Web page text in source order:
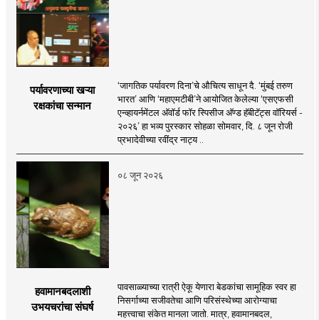
पर्यावरणाच्या खऱ्या
रक्षकांचा सन्मान
‘जागतिक पर्यावरण दिना’चे औचित्य साधून दै. ‘मुंबई तरुण
भारत’ आणि ‘महाएमटीबी’ने आयोजित केलेल्या ‘एसएफसी
एन्व्हायर्नमेंटल अ‍ॅवॉर्ड फॉर स्पिसीज अ‍ॅण्ड हॅबीटॅट्स वॉरियर्स -
२०२६’ हा भव्य पुरस्कार सोहळा सोमवार, दि. ८ जून रोजी
प्रभादेवीच्या रवींद्र नाट्य ..
०८ जून २०२६
हवामानबदलाशी
उभयचरांचा संघर्ष
पावसाळ्याच्या रात्री ऐकू येणारा बेडकांचा सामूहिक स्वर हा
निसर्गाच्या सजीवतेचा आणि परिसंस्थेच्या आरोग्याचा
महत्त्वाचा संकेत मानला जातो. मात्र, हवामानबदल,